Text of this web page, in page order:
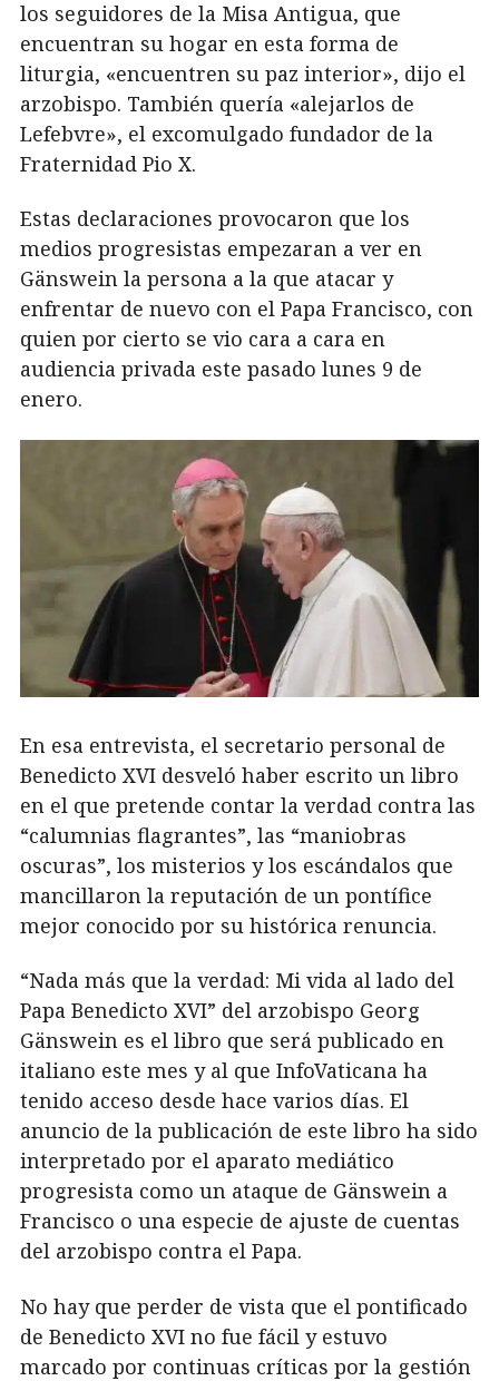
los seguidores de la Misa Antigua, que
encuentran su hogar en esta forma de
liturgia, «encuentren su paz interior», dijo el
arzobispo. También quería «alejarlos de
Lefebvre», el excomulgado fundador de la
Fraternidad Pio X.
Estas declaraciones provocaron que los
medios progresistas empezaran a ver en
Gänswein la persona a la que atacar y
enfrentar de nuevo con el Papa Francisco, con
quien por cierto se vio cara a cara en
audiencia privada este pasado lunes 9 de
enero.
En esa entrevista, el secretario personal de
Benedicto XVI desveló haber escrito un libro
en el que pretende contar la verdad contra las
“calumnias flagrantes”, las “maniobras
oscuras”, los misterios y los escándalos que
mancillaron la reputación de un pontífice
mejor conocido por su histórica renuncia.
“Nada más que la verdad: Mi vida al lado del
Papa Benedicto XVI” del arzobispo Georg
Gänswein es el libro que será publicado en
italiano este mes y al que InfoVaticana ha
tenido acceso desde hace varios días. El
anuncio de la publicación de este libro ha sido
interpretado por el aparato mediático
progresista como un ataque de Gänswein a
Francisco o una especie de ajuste de cuentas
del arzobispo contra el Papa.
No hay que perder de vista que el pontificado
de Benedicto XVI no fue fácil y estuvo
marcado por continuas críticas por la gestión